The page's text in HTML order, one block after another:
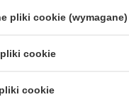
Zobacz także:
pliki cookie (wymagane)
cookie
cookie